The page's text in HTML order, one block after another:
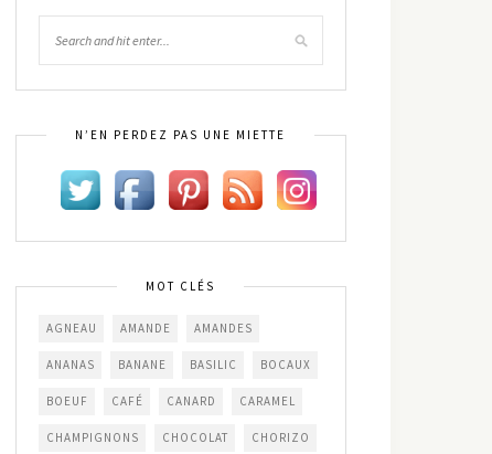
N’EN PERDEZ PAS UNE MIETTE
MOT CLÉS
AGNEAU AMANDE AMANDES
ANANAS BANANE BASILIC BOCAUX
BOEUF CAFÉ CANARD CARAMEL
CHAMPIGNONS CHOCOLAT CHORIZO